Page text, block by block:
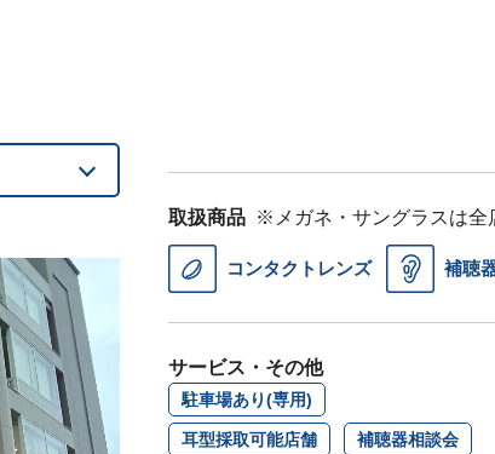
取扱商品 ※メガネ・サングラスは全
コンタクトレンズ 補聴
サービス・その他
駐車場あり(専用)
耳型採取可能店舗 補聴器相談会